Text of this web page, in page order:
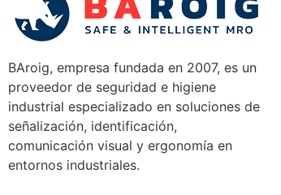
BAroig, empresa fundada en 2007, es un
proveedor de seguridad e higiene
industrial especializado en soluciones de
señalización, identificación,
comunicación visual y ergonomía en
entornos industriales.